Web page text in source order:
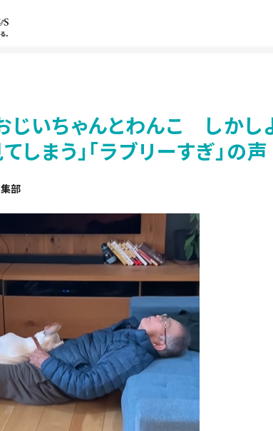
じいちゃんとわんこ しかし
しまう」「ラブリーすぎ」の声
部